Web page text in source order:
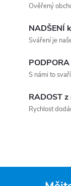
Ověřený
NADŠENÍ
Sváření je
S námi to
RADOST
Rychlost